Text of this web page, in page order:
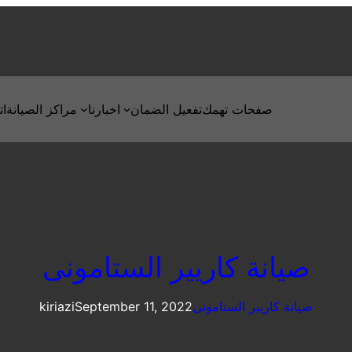
مراكز الصيانة اخبارنا تفعيل الضمانصفحات تهمك
صيانة كاريير الستامونى
kiriaziSeptember 11, 2022صيانة كاريير الستامونى